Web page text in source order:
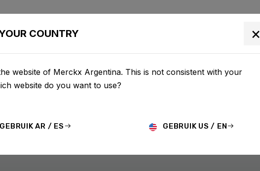
COUNTRY ×
website of Merckx Argentina. This is not consistent with your
website do you want to use?
AR / ES GEBRUIK US / EN